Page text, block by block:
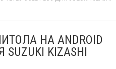
НА ANDROID
SUZUKI KIZASHI